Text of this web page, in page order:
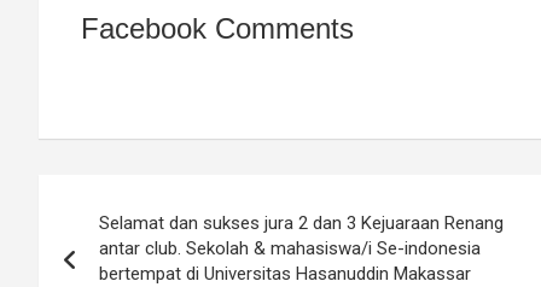
Facebook Comments
pos
Selamat dan sukses jura 2 dan 3 Kejuaraan Renang
antar club. Sekolah & mahasiswa/i Se-indonesia
bertempat di Universitas Hasanuddin Makassar